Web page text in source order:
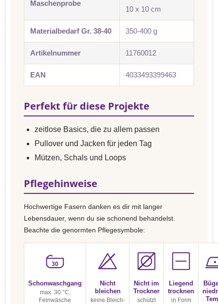
Maschenprobe
10 x 10 cm
Materialbedarf Gr. 38-40 350-400 g
Artikelnummer 11760012
EAN 4033493399463
Perfekt für diese Projekte
zeitlose Basics, die zu allem passen
Pullover und Jacken für jeden Tag
Mützen, Schals und Loops
Pflegehinweise
Hochwertige Fasern danken es dir mit langer
Lebensdauer, wenn du sie schonend behandelst.
Beachte die genormten Pflegesymbole:
30
Schonwaschgang
max. 30 °C,
Feinwäsche
Nicht
bleichen
keine Bleich-
Nicht im
Trockner
schützt
Liegend
trocknen
in Form